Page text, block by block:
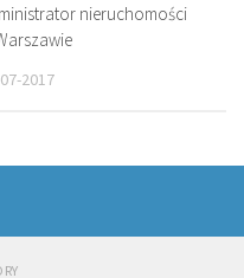
nieruchomości
2017